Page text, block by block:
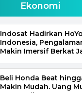
Ekonomi
Indosat Hadirkan
Indonesia,
Makin Imersif Berkat
Beli Honda Beat
Makin Mudah. Uang